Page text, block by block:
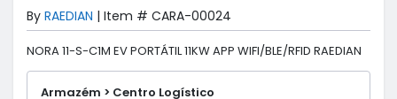
By RAEDIAN | Item # CARA-00024
NORA 11-S-C1M EV PORTÁTIL 11KW APP WIFI/BLE/RFID RAEDIAN
Armazém > Centro Logístico